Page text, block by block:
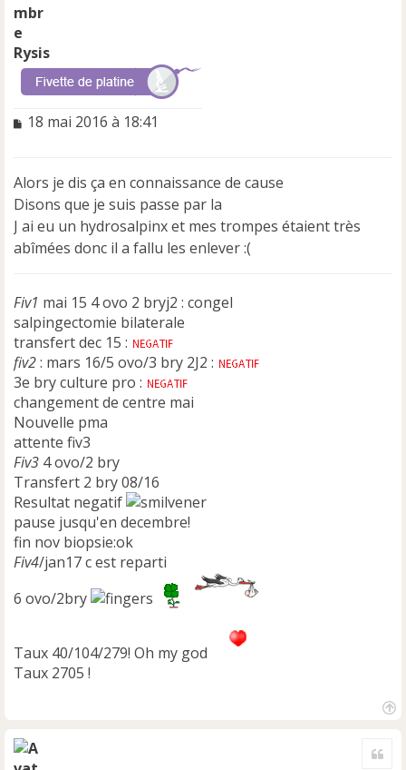
Rysis
M
s
a
g
e
n
o
l
u
18 mai 2016 à 18:41
Alors je dis ça en connaissance de cause
Disons que je suis passe par la
J ai eu un hydrosalpinx et mes trompes étaient très
abîmées donc il a fallu les enlever :(
Fiv1 mai 15 4 ovo 2 bryj2 : congel
salpingectomie bilaterale
transfert dec 15 :
fiv2: mars 16/5 ovo/3 bry 2J2 :
3e bry culture pro :
changement de centre mai
Nouvelle pma
attente fiv3
Fiv3 4 ovo/2 bry
Transfert 2 bry 08/16
Resultat negatif
pause jusqu'en decembre!
fin nov biopsie:ok
Fiv4/jan17 c est reparti
6 ovo/2bry
Taux 40/104/279! Oh my god
Taux 2705 !